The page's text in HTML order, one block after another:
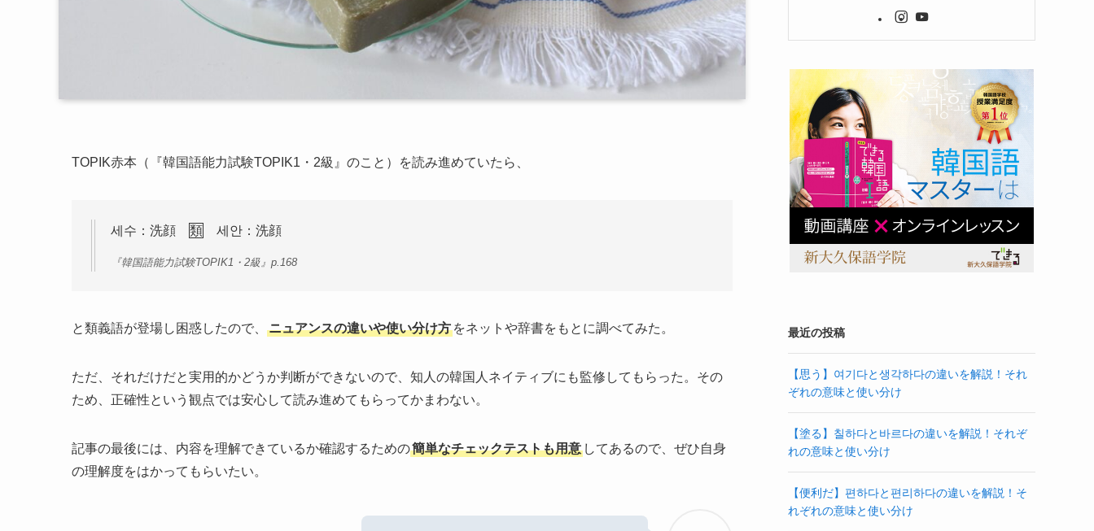
TOPIK赤本（『韓国語能力試験TOPIK1・2級』のこと）を読み進めていたら、
세수：洗顔 類 세안：洗顔
『韓国語能力試験TOPIK1・2級』p.168
と類義語が登場し困惑したので、 ニュアンスの違いや使い分け方 をネットや辞書をもとに調べてみた。
ただ、それだけだと実用的かどうか判断ができないので、知人の韓国人ネイティブにも監修してもらった。その
ため、正確性という観点では安心して読み進めてもらってかまわない。
記事の最後には、内容を理解できているか確認するための簡単なチェックテストも用意 してあるので、ぜひ自身
の理解度をはかってもらいたい。
最近の投稿
【思う】여기다と생각하다の違いを解説！それ
ぞれの意味と使い分け
【塗る】칠하다と바르다の違いを解説！それぞ
れの意味と使い分け
【便利だ】편하다と편리하다の違いを解説！そ
れぞれの意味と使い分け